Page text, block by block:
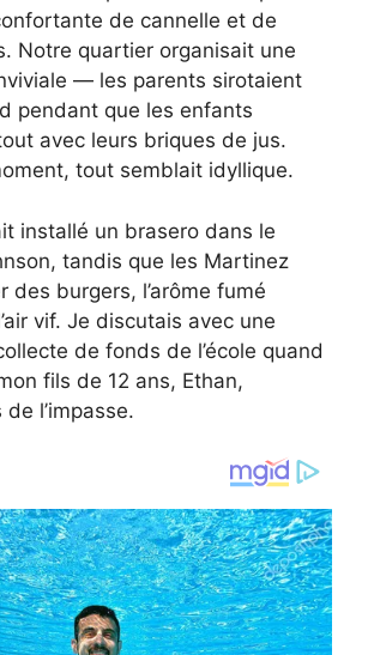
de cannelle et de
Notre quartier organisait une
— les parents sirotaient
pendant que les enfants
avec leurs briques de jus.
tout semblait idyllique.
installé un brasero dans le
tandis que les Martinez
des burgers, l’arôme fumé
vif. Je discutais avec une
de fonds de l’école quand
fils de 12 ans, Ethan,
l’impasse.